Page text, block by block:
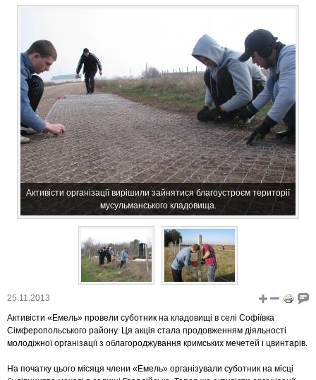
Активісти організації вирішили зайнятися благоустроєм території
мусульманського кладовища.
25.11.2013
Активісти «Емель» провели суботник на кладовищі в селі Софіївка
Сімферопольського району. Ця акція стала продовженням діяльності
молодіжної організації з облагороджування кримських мечетей і цвинтарів.
На початку цього місяця члени «Емель» організували суботник на місці